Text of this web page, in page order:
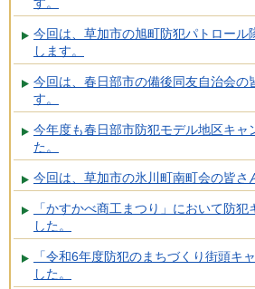
今回は、草加市の旭町防犯パトロール
します。
今回は、春日部市の備後同友自治会の
す。
今年度も春日部市防犯モデル地区キャ
た。
今回は、草加市の氷川町南町会の皆さ
「かすかべ商工まつり」において防
した。
「令和6年度防犯のまちづくり街頭キ
した。